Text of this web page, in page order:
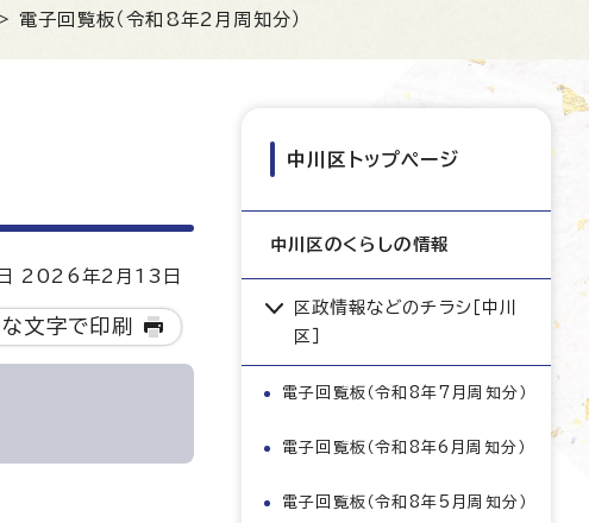
電子回覧板（令和8年2月周知分）
2026年2月13日
文字で印刷
中川区トップページ
中川区のくらしの情報
区政情報などのチラシ［中川
区］
電子回覧板（令和8年7月周知分）
電子回覧板（令和8年6月周知分）
電子回覧板（令和8年5月周知分）